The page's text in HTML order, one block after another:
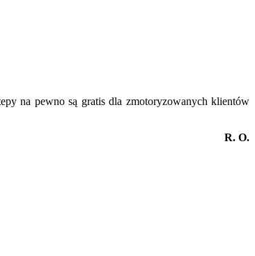
na pewno są gratis dla zmotoryzowanych klientów
R. O.